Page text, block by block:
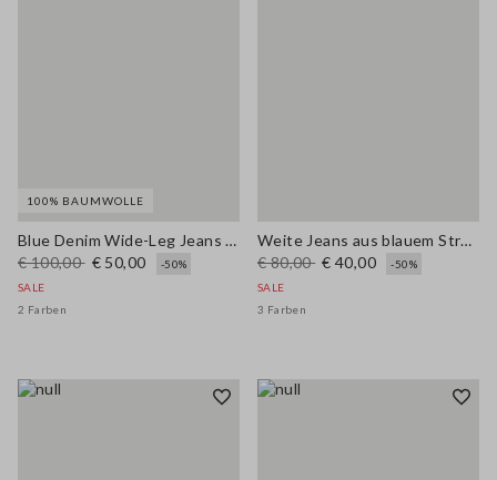
100% BAUMWOLLE
Blue Denim Wide-Leg Jeans aus reiner Baumwolle
€ 100,00 € 50,00
-50%
SALE
2 Farben
Weite Jeans aus blauem Stretch-Denim-Baumwolle
€ 80,00 € 40,00
-50%
SALE
3 Farben